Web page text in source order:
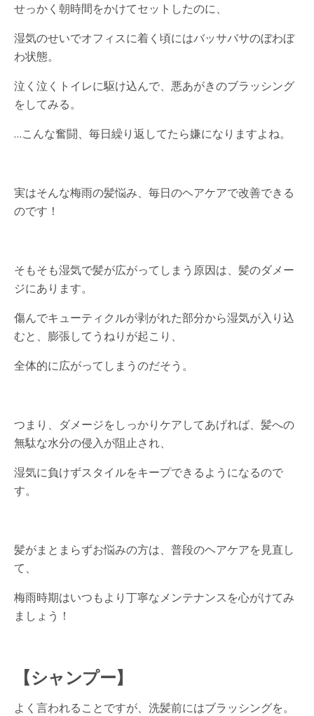
せっかく朝時間をかけてセットしたのに、
湿気のせいでオフィスに着く頃にはバッサバサのぼわぼ
わ状態。
泣く泣くトイレに駆け込んで、悪あがきのブラッシング
をしてみる。
…こんな奮闘、毎日繰り返してたら嫌になりますよね。
実はそんな梅雨の髪悩み、毎日のヘアケアで改善できる
のです！
そもそも湿気で髪が広がってしまう原因は、髪のダメー
ジにあります。
傷んでキューティクルが剥がれた部分から湿気が入り込
むと、膨張してうねりが起こり、
全体的に広がってしまうのだそう。
つまり、ダメージをしっかりケアしてあげれば、髪への
無駄な水分の侵入が阻止され、
湿気に負けずスタイルをキープできるようになるので
す。
髪がまとまらずお悩みの方は、普段のヘアケアを見直し
て、
梅雨時期はいつもより丁寧なメンテナンスを心がけてみ
ましょう！
【シャンプー】
よく言われることですが、洗髪前にはブラッシングを。